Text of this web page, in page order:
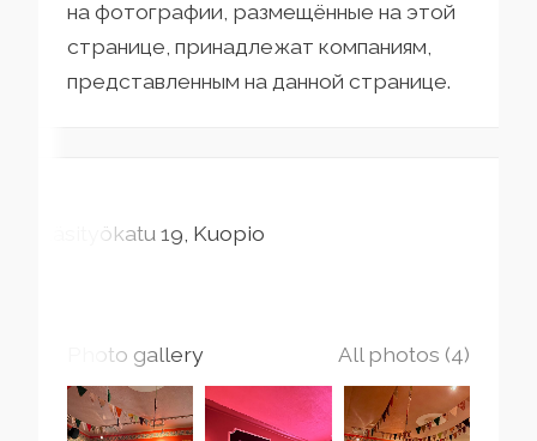
на фотографии, размещённые на этой
странице, принадлежат компаниям,
представленным на данной странице.
Käsityökatu19 Kuopio
Photo gallery All photos (4)